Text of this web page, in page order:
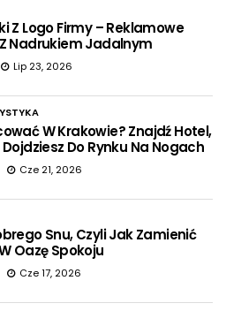
Z Logo Firmy – Reklamowe
Nadrukiem Jadalnym
Lip 23, 2026
W Krakowie? Znajdź Hotel,
Do Rynku Na Nogach
Cze 21, 2026
Snu, Czyli Jak Zamienić
Oazę Spokoju
Cze 17, 2026